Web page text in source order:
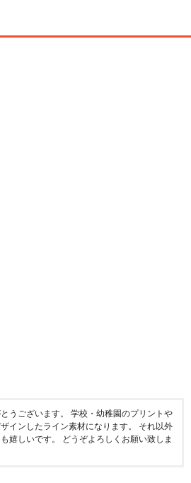
うございます。 学校・幼稚園のプリントや
インしたライン素材になります。 それ以外
嬉しいです。 どうぞよろしくお願い致しま